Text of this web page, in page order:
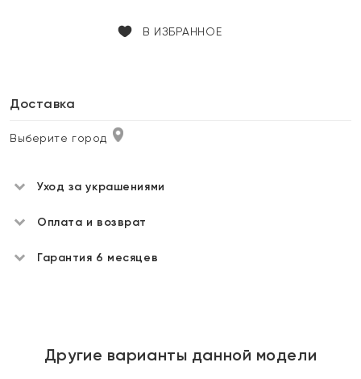
В ИЗБРАННОЕ
Доставка
Выберите город
Уход за украшениями
Оплата и возврат
Гарантия 6 месяцев
Другие варианты данной модели